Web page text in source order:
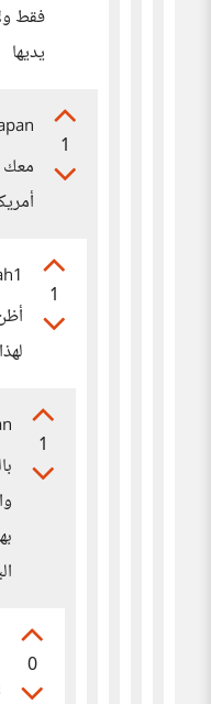
فقط
يديها
1
معك
1
1
0